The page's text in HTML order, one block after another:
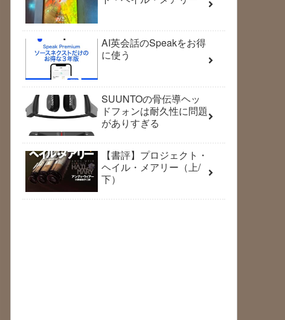
AI英会話のSpeakをお得
に使う
SUUNTOの骨伝導ヘッ
ドフォンは耐久性に問題
がありすぎる
【書評】プロジェクト・
ヘイル・メアリー（上/
下）